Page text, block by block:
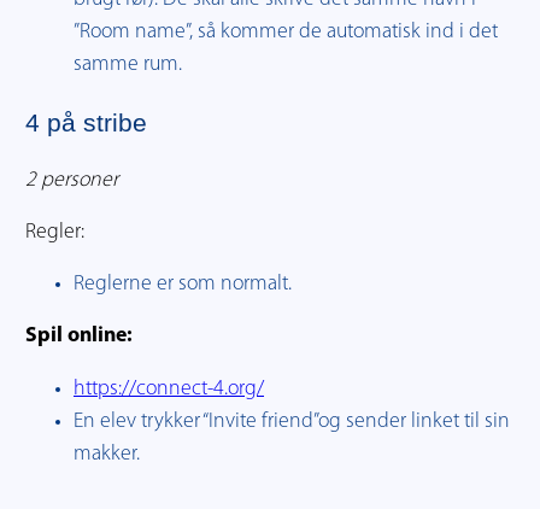
”Room name”, så kommer de automatisk ind i det
samme rum.
4 på stribe
2 personer
Regler:
Reglerne er som normalt.
Spil online:
https://connect-4.org/
En elev trykker “Invite friend”og sender linket til sin
makker.